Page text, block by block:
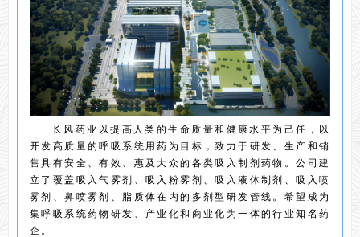
长风药业以提高人类的生命质量和健康水平为己任，以
开发高质量的呼吸系统用药为目标，致力于研发、生产和销
售具有安全、有效、惠及大众的各类吸入制剂药物。公司建
立了覆盖吸入气雾剂、吸入粉雾剂、吸入液体制剂、吸入喷
雾剂、鼻喷雾剂、脂质体在内的多剂型研发管线。希望成为
集呼吸系统药物研发、产业化和商业化为一体的行业知名药
企。